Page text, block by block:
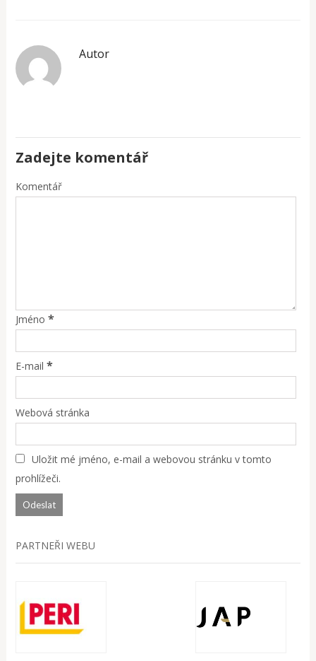
Autor
Zadejte komentář
Komentář
Jméno *
E-mail *
Webová stránka
Uložit mé jméno, e-mail a webovou stránku v tomto
prohlížeči.
PARTNEŘI WEBU